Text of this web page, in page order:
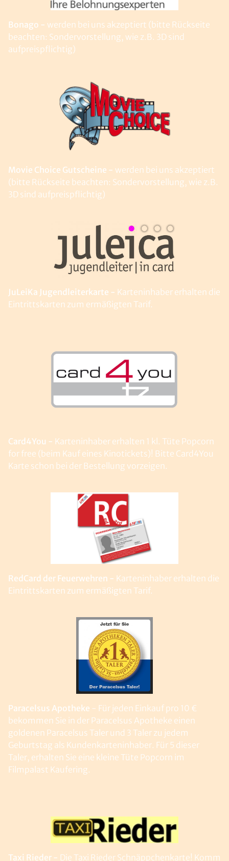
Bonago - werden bei uns akzeptiert (bitte Rückseite
beachten: Sondervorstellung, wie z.B. 3D sind
aufpreispflichtig)
Movie Choice Gutscheine - werden bei uns akzeptiert
(bitte Rückseite beachten: Sondervorstellung, wie z.B.
3D sind aufpreispflichtig)
JuLeiKa Jugendleiterkarte - Karteninhaber erhalten die
Eintrittskarten zum ermäßigten Tarif.
Card4You - Karteninhaber erhalten 1 kl. Tüte Popcorn
for free (beim Kauf eines Kinotickets)! Bitte Card4You
Karte schon bei der Bestellung vorzeigen.
RedCard der Feuerwehren - Karteninhaber erhalten die
Eintrittskarten zum ermäßigten Tarif.
Paracelsus Apotheke - Für jeden Einkauf pro 10 €
bekommen Sie in der Paracelsus Apotheke einen
goldenen Paracelsus Taler und 3 Taler zu jedem
Geburtstag als Kundenkarteninhaber. Für 5 dieser
Taler, erhalten Sie eine kleine Tüte Popcorn im
Filmpalast Kaufering.
Taxi Rieder - Die Taxi Rieder Schnäppchenkarte! Komm